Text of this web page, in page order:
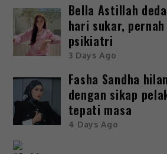
Bella Astillah
hari sukar,
psikiatri
3 Days Ago
Fasha Sandha
dengan sikap
tepati masa
4 Days Ago